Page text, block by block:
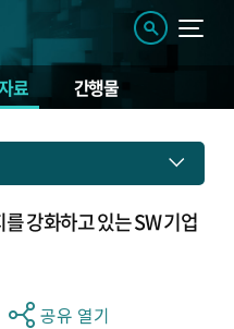
료 간행물
강화하고 있는 SW 기업
공유 열기